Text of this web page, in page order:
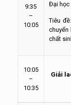
9:35
–
10:05
Đại học
Tiêu
chuyển
chất
10:05
–
10:35
Giải